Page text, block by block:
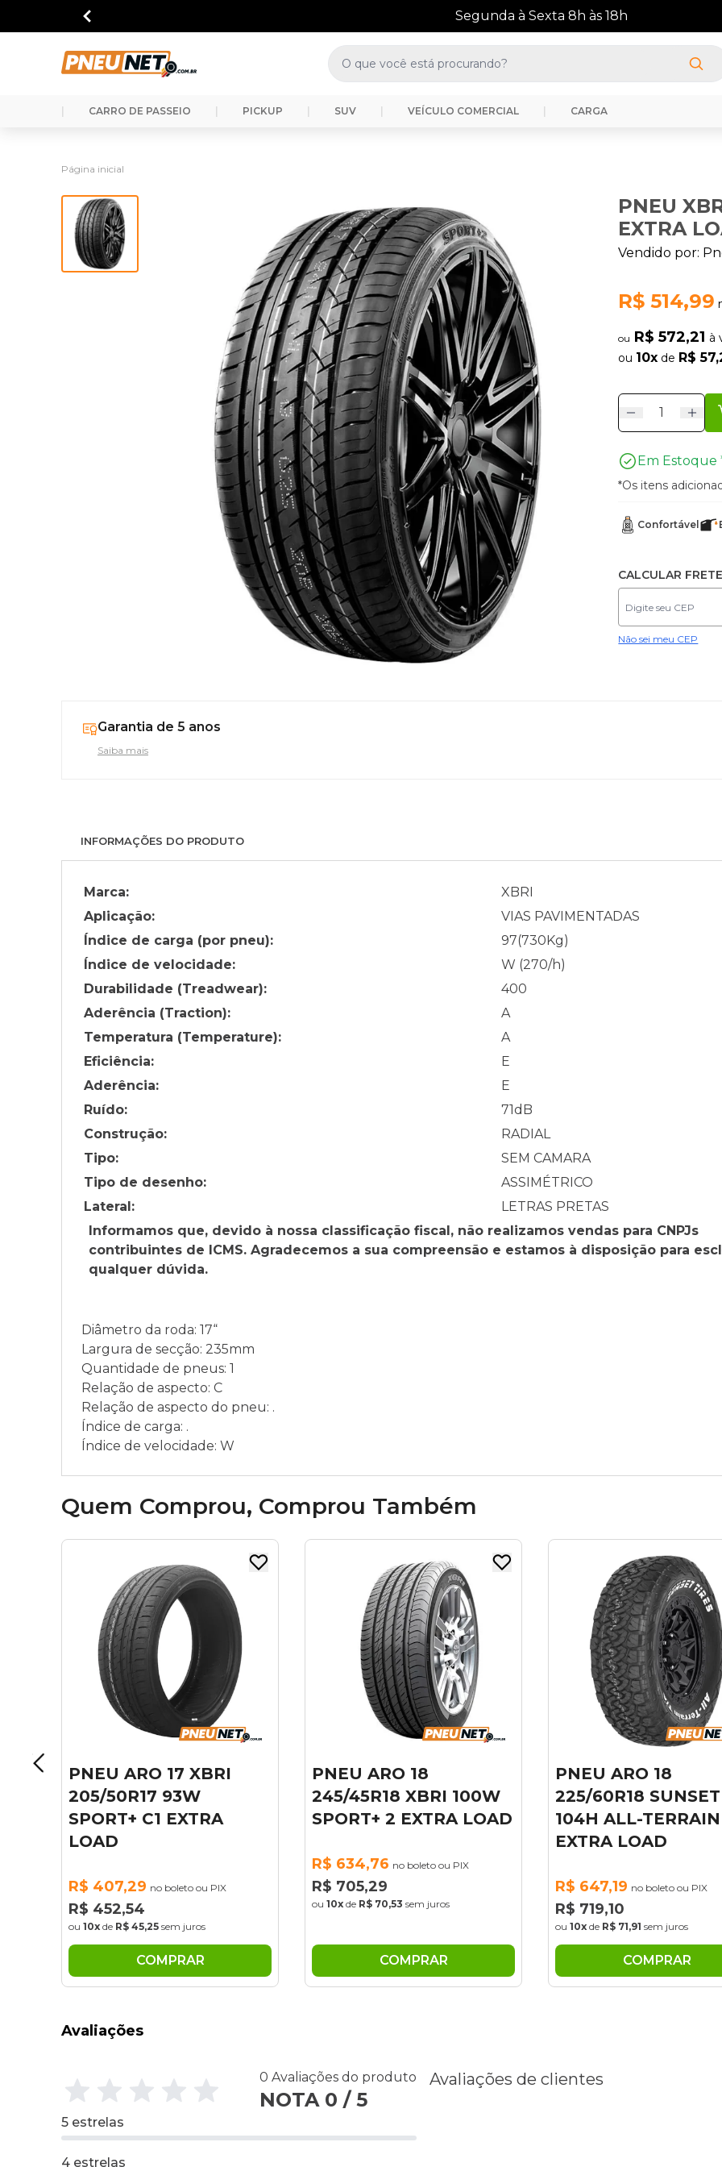
(41) 3388-3872
CARRO DE PASSEIO PICKUP SUV VEÍCULO COMERCIAL CARGA
Página inicial
PNEU
EXTRA
Vendido por:
R$ 514,99
ou R$ 572,21 à
ou 10x de R$
Em Estoque
*Os itens
Confortável
CALCULAR FRETE
Não sei meu CEP
Garantia de 5 anos
Saiba mais
INFORMAÇÕES DO PRODUTO
Marca:
XBRI
Aplicação:
VIAS PAVIMENTADAS
Índice de carga (por pneu):
97(730Kg)
Índice de velocidade:
W (270/h)
Durabilidade (Treadwear):
400
Aderência (Traction):
A
Temperatura (Temperature):
A
Eficiência:
E
Aderência:
E
Ruído:
71dB
Construção:
RADIAL
Tipo:
SEM CAMARA
Tipo de desenho:
ASSIMÉTRICO
Lateral:
LETRAS PRETAS
Informamos que, devido à nossa classificação fiscal, não realizamos vendas para CNPJs
contribuintes de ICMS. Agradecemos a sua compreensão e estamos à disposição para
qualquer dúvida.
Diâmetro da roda: 17“
Largura de secção: 235mm
Quantidade de pneus: 1
Relação de aspecto: C
Relação de aspecto do pneu: .
Índice de carga: .
Índice de velocidade: W
Quem Comprou, Comprou Também
PNEU ARO 18
245/45R18 XBRI 100W
SPORT+ 2 EXTRA LOAD
R$ 705,29
ou10xdeR$ 70,53
COMPRAR
PNEU ARO 18
225/60R18 SUNSET
104H ALL-TERRAIN T/A
R$ 647,19
R$ 719,10
COMPRAR
PNEU ARO 19
235/45R19 99V
LINGLONG SPORT
MASTER EXTRA
R$ 605,35 no boleto ou PIX
R$ 672,61
ou10x deR$ 67,26sem juros
COMPRAR
Avaliações
0 Avaliações do produto
NOTA 0 / 5
5 estrelas
4 estrelas
Avaliações de clientes